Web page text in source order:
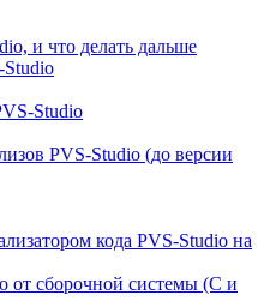
и что делать дальше
Studio
PVS-Studio (до версии
кода PVS-Studio на
от сборочной системы (C и